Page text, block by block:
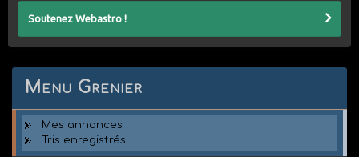
Soutenez Webastro !
Menu Grenier
Mes annonces
Tris enregistrés